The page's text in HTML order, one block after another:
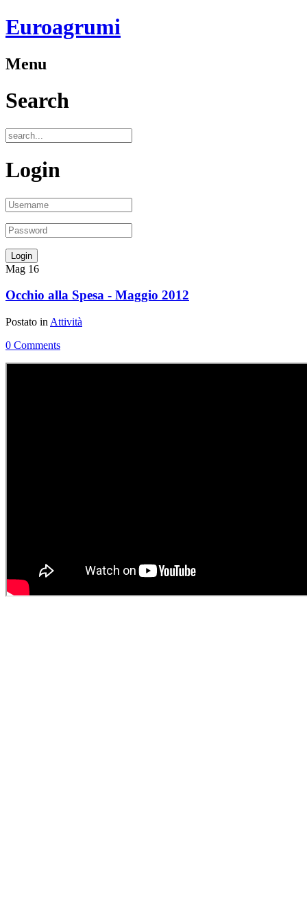
Euroagrumi
Menu
Search
Login
Mag 16
Occhio alla Spesa - Maggio 2012
Postato in Attività
0 Comments